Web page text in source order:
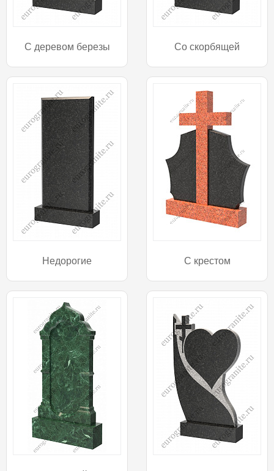
С деревом березы Со скорбящей
Недорогие С крестом